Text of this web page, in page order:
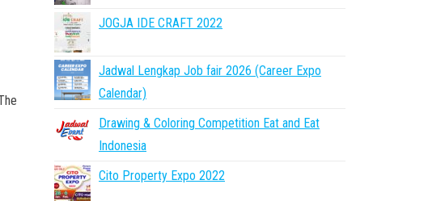
JOGJA IDE CRAFT 2022
Jadwal Lengkap Job fair 2026 (Career Expo
Calendar)
Drawing & Coloring Competition Eat and Eat
Indonesia
Cito Property Expo 2022